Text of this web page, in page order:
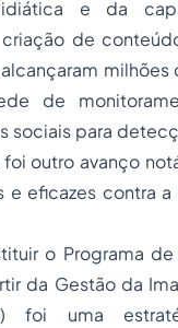
e da
de
milhões
de
sociais para
outro avanço
e eficazes contra
o Programa
da Gestão da
foi uma